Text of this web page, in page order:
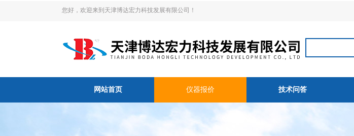
您好，欢迎来到天津博达宏力科技发展有限公司！
网站首页 仪器报价 技术问答